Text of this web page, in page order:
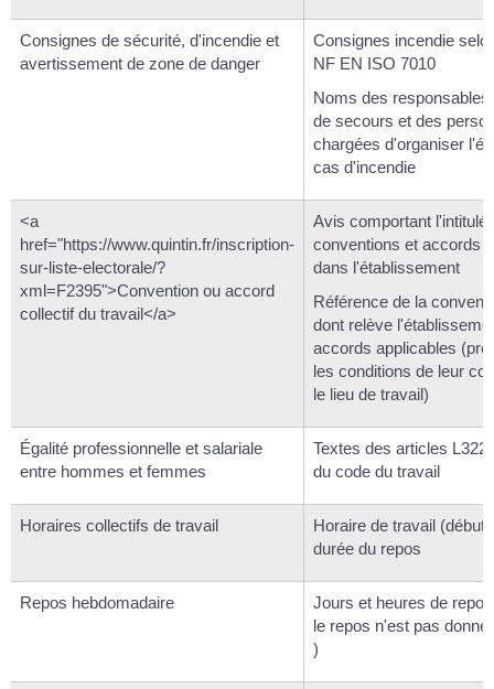
Consignes de sécurité, d'incendie et
avertissement de zone de danger
Consignes incendie
NF EN ISO 7010
Noms des responsables
de secours et des
chargées d'organiser
cas d'incendie
<a
href="https://www.quintin.fr/inscription-
sur-liste-electorale/?
xml=F2395">Convention ou accord
collectif du travail</a>
Avis comportant l'intitulé
conventions et accords
dans l'établissement
Référence de la
dont relève
accords applicables
les conditions de leur
le lieu de travail)
Égalité professionnelle et salariale
entre hommes et femmes
Textes des articles
du code du travail
Horaires collectifs de travail
Horaire de travail (début
durée du repos
Repos hebdomadaire
Jours et heures de
le repos n'est pas donné
)